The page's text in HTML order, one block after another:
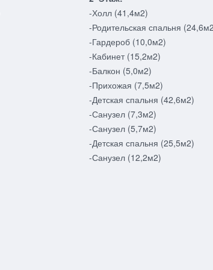
-Холл (41,4м2)
-Родительская спальня
-Гардероб (10,0м2)
-Кабинет (15,2м2)
-Балкон (5,0м2)
-Прихожая (7,5м2)
-Детская спальня (42,6м2)
-Санузел (7,3м2)
-Санузел (5,7м2)
-Детская спальня (25,5м2)
-Санузел (12,2м2)